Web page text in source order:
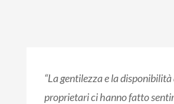
“La gentilezza e la disponibilità
proprietari ci hanno fatto